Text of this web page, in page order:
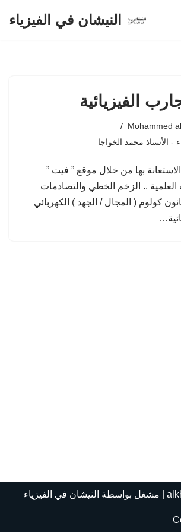
النيشان في الفيزياء
الفيزيائية
Mohammed
- الأستاذ محمد الخواجا
بها من خلال موقع ” فيت ”
العلمية .. الزخم الخطي والتصادمات
كولوم ( المجال / الجهد ) الكهربائي
| مشغل بواسطة النيشان في الفيزياء